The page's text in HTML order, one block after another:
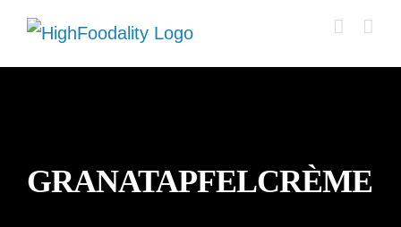
Zum
Inhalt
GRANATAPFELCRÈME